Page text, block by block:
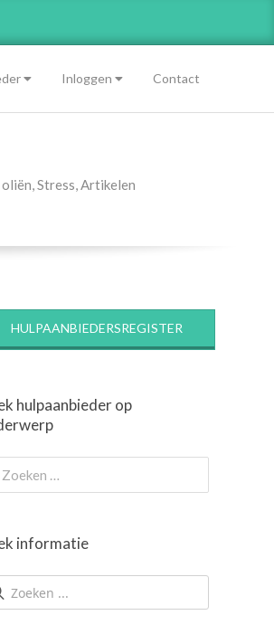
Inloggen Contact
,Stress,Artikelen
HULPAANBIEDERSREGISTER
hulpaanbieder op
informatie